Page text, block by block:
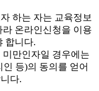
하는 자는 교육정보
온라인신청을 이용
합니다.
만인자일 경우에는
등)의 동의를 얻어
다.